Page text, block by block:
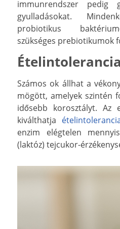
immunrendszer pedig
gyulladásokat.
probiotikus
szükséges prebiotikumok
Ételintolerancia
Számos ok állhat a
mögött, amelyek szintén
idősebb korosztályt. Az
kiválthatja
enzim elégtelen
(laktóz) tejcukor-